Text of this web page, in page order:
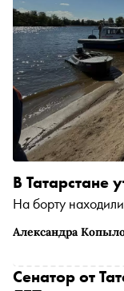
Александра
В Татарстане
На борту
Сенатор от